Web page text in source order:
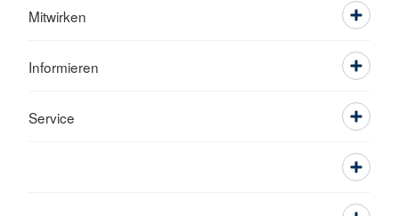
Mitwirken
Informieren
Service